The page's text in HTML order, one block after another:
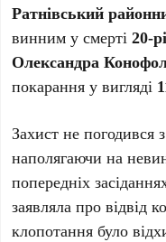
Ратнівський
винним у смерті20-
Олександра
покарання у вигляді
Захист не погодився
наполягаючи на
попередніх
заявляла про відвід
клопотання було